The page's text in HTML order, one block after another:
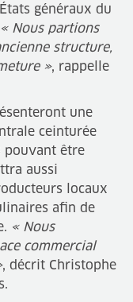
généraux du
« Nous partions
structure,
», rappelle
une
ceinturée
pouvant être
aussi
locaux
afin de
« Nous
commercial
, décrit Christophe